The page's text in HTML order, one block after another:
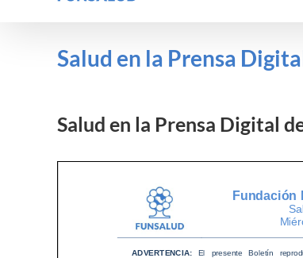
Salud en la Prensa
Salud en la Prensa Digital